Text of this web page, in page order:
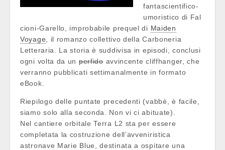
fantascientifico-
umoristico di Fal
cioni-Garello, improbabile prequel di Maiden
Voyage , il romanzo collettivo della Carboneria
Letteraria. La storia è suddivisa in episodi, conclusi
ogni volta da un perfidoavvincente cliffhanger, che
verranno pubblicati settimanalmente in formato
eBook.
Riepilogo delle puntate precedenti (vabbè, è facile,
siamo solo alla seconda. Non vi ci abituate).
Nel cantiere orbitale Terra L2 sta per essere
completata la costruzione dell’avveniristica
astronave Marie Blue, destinata a ospitare una